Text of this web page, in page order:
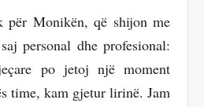
për Monikën, që shijon me
personal dhe profesional:
po jetoj një moment
time, kam gjetur lirinë. Jam